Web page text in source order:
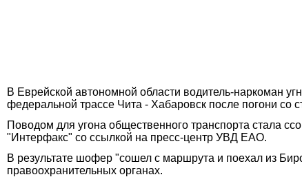
В Еврейской автономной области водитель-наркоман
федеральной трассе Чита - Хабаровск после погони со
Поводом для угона общественного транспорта стала
"Интерфакс" со ссылкой на пресс-центр УВД ЕАО.
В результате шофер "сошел с маршрута и поехал из
правоохранительных органах.